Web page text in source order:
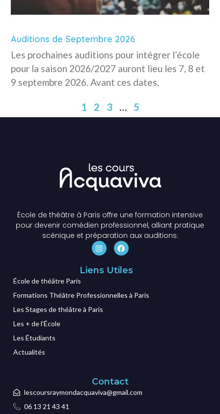
Auditions de Septembre 2026
Les prochaines auditions pour intégrer l’école
pour la saison 2026/2027 auront lieu les 7, 8 et
9 septembre 2026. Avant ces dates,
1 2 3 … 5
École de théâtre à Paris offre une formation intensive
pour devenir comédien professionnel, alliant pratique
scénique et préparation aux auditions.
Liens Utiles
École de théâtre Paris
Formations Théâtre Professionnelles à Paris
Les Stages de théâtre à Paris
Les + de l'École
Les Étudiants
Actualités
Contact
lescoursraymondacquaviva@gmail.com
06 13 21 43 41